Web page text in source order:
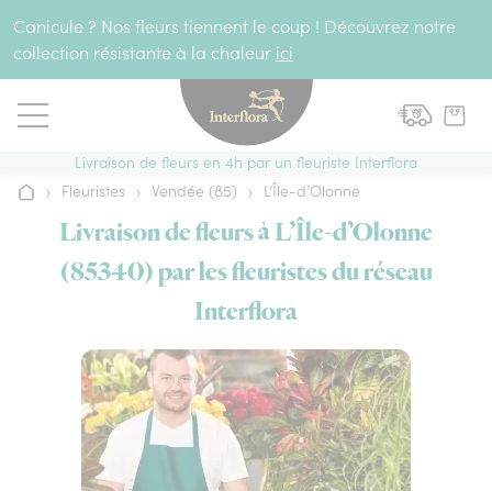
Canicule ? Nos fleurs tiennent le coup ! Découvrez notre
collection résistante à la chaleur ici
Livraison de fleurs en 4h par un fleuriste Interflora
Accueil
› Fleuristes › Vendée (85) › L’Île-d’Olonne
Livraison de fleurs à L’Île-d’Olonne
(85340) par les fleuristes du réseau
Interflora